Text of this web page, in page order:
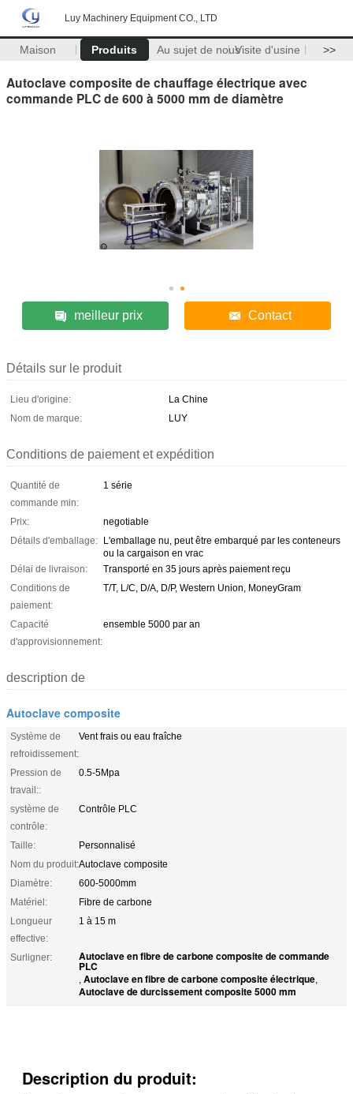
Luy Machinery Equipment CO., LTD
Maison Produits Au sujet de nousVisite d'usine >>
Autoclave composite de chauffage électrique avec
commande PLC de 600 à 5000 mm de diamètre
meilleur prix Contact
Détails sur le produit
Lieu d'origine:
La Chine
Nom de marque:
LUY
Conditions de paiement et expédition
Quantité de
commande min:
1 série
Prix:
negotiable
Détails d'emballage: L'emballage nu, peut être embarqué par les conteneurs
ou la cargaison en vrac
Délai de livraison:
Transporté en 35 jours après paiement reçu
Conditions de
paiement:
T/T, L/C, D/A, D/P, Western Union, MoneyGram
Capacité
d'approvisionnement:
ensemble 5000 par an
description de
Autoclave composite
Système de
refroidissement:
Vent frais ou eau fraîche
Pression de
travail::
0.5-5Mpa
système de
contrôle:
Contrôle PLC
Taille:
Personnalisé
Nom du produit:Autoclave composite
Diamètre:
600-5000mm
Matériel:
Fibre de carbone
Longueur
effective:
1 à 15 m
Surligner: Autoclave en fibre de carbone composite de commande
PLC
, Autoclave en fibre de carbone composite électrique,
Autoclave de durcissement composite 5000 mm
Description du produit: